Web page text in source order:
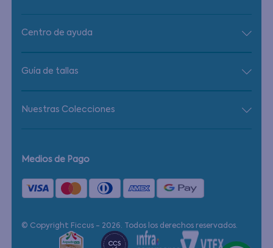
Centro de ayuda
Guía de tallas
Nuestras Colecciones
Medios de Pago
© Copyright Ficcus - 2026. Todos los derechos reservados.